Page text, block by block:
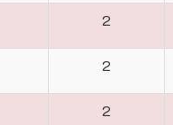
2
2
2